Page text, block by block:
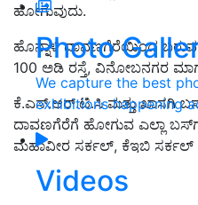
Photo
We capture the best
exhibitions happening
Videos
ಹೋಗುವುದು.
ಹೊನ್ನಾಳಿ ದಾವಣಗೆರೆಯಿಂದ ಬರುವ
100 ಅಡಿ ರಸ್ತೆ, ವಿನೋಬನಗರ
ಕೆ.ಎಸ್.ಆರ್.ಟಿ.ಸಿ ಮತ್ತು ಖಾಸಗಿ
ದಾವಣಗೆರೆಗೆ ಹೋಗುವ ಎಲ್ಲಾ
ಮಹಾವೀರ ಸರ್ಕಲ್, ಕೆಇಬಿ ಸರ್ಕಲ್